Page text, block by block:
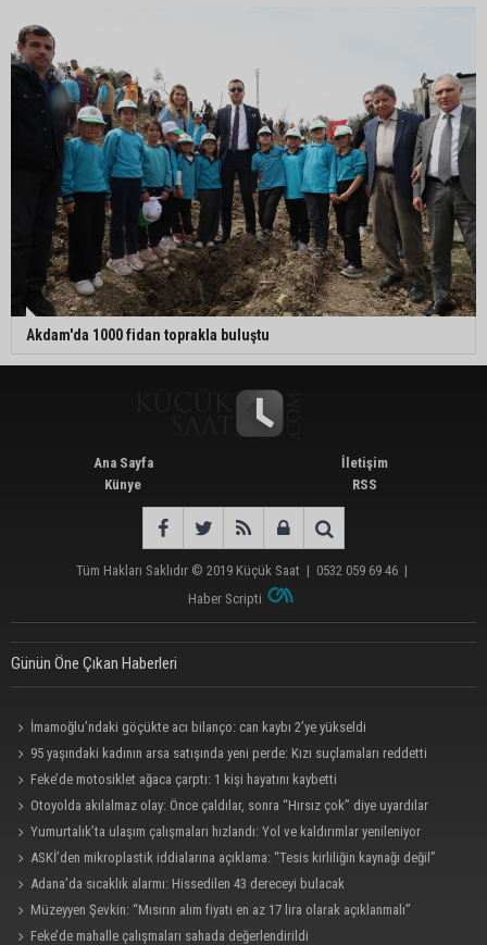
Akdam'da 1000 fidan toprakla buluştu
Ana Sayfa
Künye
İletişim
RSS
Tüm Hakları Saklıdır © 2019 Küçük Saat | 0532 059 69 46 |
Haber Scripti
Günün Öne Çıkan Haberleri
İmamoğlu’ndaki göçükte acı bilanço: can kaybı 2’ye yükseldi
95 yaşındaki kadının arsa satışında yeni perde: Kızı suçlamaları reddetti
Feke’de motosiklet ağaca çarptı: 1 kişi hayatını kaybetti
Otoyolda akılalmaz olay: Önce çaldılar, sonra “Hırsız çok” diye uyardılar
Yumurtalık’ta ulaşım çalışmaları hızlandı: Yol ve kaldırımlar yenileniyor
ASKİ’den mikroplastik iddialarına açıklama: “Tesis kirliliğin kaynağı değil”
Adana’da sıcaklık alarmı: Hissedilen 43 dereceyi bulacak
Müzeyyen Şevkin: “Mısırın alım fiyatı en az 17 lira olarak açıklanmalı”
Feke’de mahalle çalışmaları sahada değerlendirildi